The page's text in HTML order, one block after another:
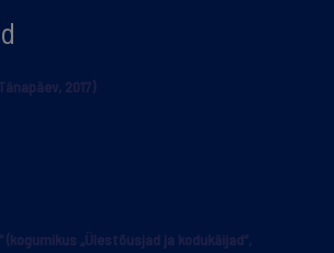
2017)
(kogumikus „Ülestõusjad ja kodukäijad”,